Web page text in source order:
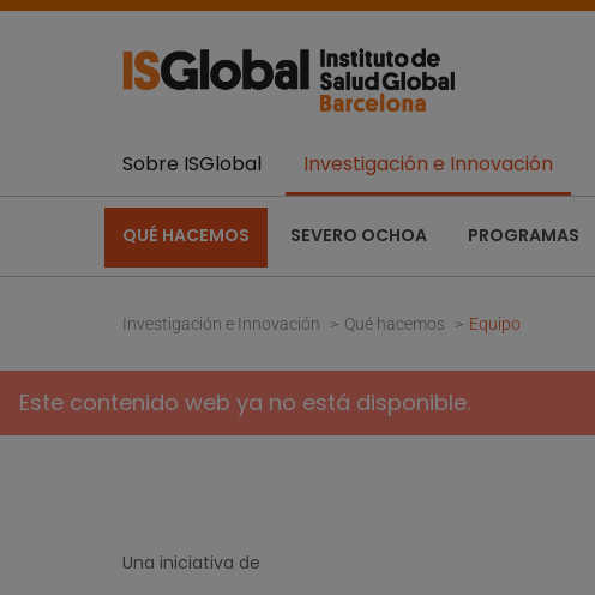
Sobre ISGlobal Investigación e Innovación
QUÉ HACEMOS SEVERO OCHOA PROGRAMAS
Investigación e Innovación Qué hacemos Equipo
Este contenido web ya no está disponible.
Una iniciativa de